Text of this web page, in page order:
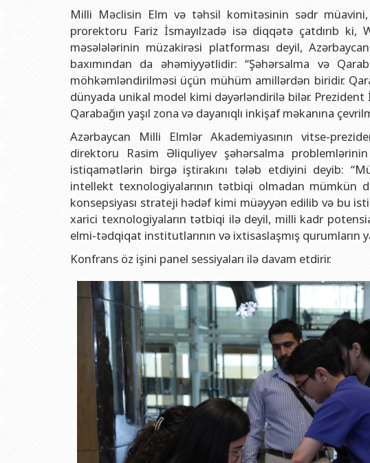
Milli Məclisin Elm və təhsil komitəsinin sədr
prorektoru Fariz İsmayılzadə isə diqqətə çatdırıb ki,
məsələlərinin müzakirəsi platforması deyil,
baxımından da əhəmiyyətlidir: “Şəhərsalma və
möhkəmləndirilməsi üçün mühüm amillərdən biridir.
dünyada unikal model kimi dəyərləndirilə bilər.
Qarabağın yaşıl zona və dayanıqlı inkişaf məkanına
Azərbaycan Milli Elmlər Akademiyasının vitse-
direktoru Rasim Əliquliyev şəhərsalma
istiqamətlərin birgə iştirakını tələb etdiyini deyib:
intellekt texnologiyalarının tətbiqi olmadan mümkün
konsepsiyası strateji hədəf kimi müəyyən edilib və bu
xarici texnologiyaların tətbiqi ilə deyil, milli kadr
elmi-tədqiqat institutlarının və ixtisaslaşmış qurumların
Konfrans öz işini panel sessiyaları ilə davam etdirir.